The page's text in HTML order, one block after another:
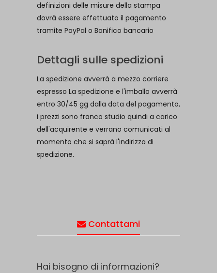
definizioni delle misure della stampa
dovrà essere effettuato il pagamento
tramite PayPal o Bonifico bancario
Dettagli sulle spedizioni
La spedizione avverrà a mezzo corriere
espresso La spedizione e l'imballo avverrà
entro 30/45 gg dalla data del pagamento,
i prezzi sono franco studio quindi a carico
dell'acquirente e verrano comunicati al
momento che si saprà l'indirizzo di
spedizione.
Contattami
Hai bisogno di informazioni?